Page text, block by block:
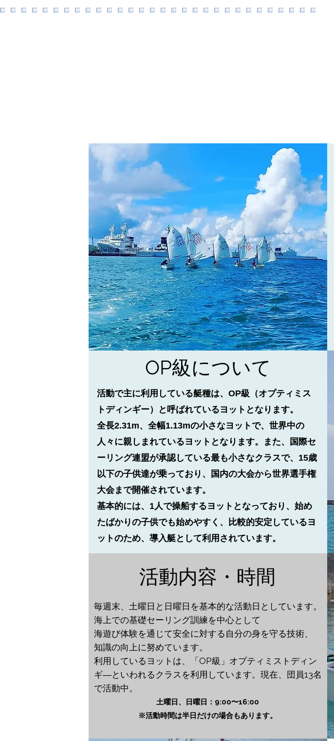
活動で主に利用している艇種は、OP級（オプティミス
トディンギー）と呼ばれているヨットとなります。
全長2.31m、全幅1.13mの小さなヨットで、世界中の
人々に親しまれているヨットとなります。また、国際セ
ーリング連盟が承認している最も小さなクラスで、15歳
以下の子供達が乗っており、国内の大会から世界選手権
大会まで開催されています。
​基本的には、1人で操船するヨットとなっており、始め
たばかりの子供でも始めやすく、比較的安定しているヨ
ットのため、導入艇として利用されています。
​OP級について
活動内容・時間
​毎週末、土曜日と日曜日を基本的な活動日としています。
海上での基礎セーリング訓練を中心として
海遊び体験を通じて安全に対する自分の身を守る技術、
知識の向上に努めています。
​利用しているヨットは、「OP級」オプティミストディン
ギ―といわれるクラスを利用しています。​現在、団員13名
で活動中。
土曜日、日曜日：9:00〜16:00
​※活動時間は半日だけの場合もあります。